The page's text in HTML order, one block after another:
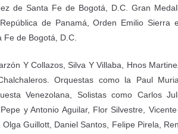
de Santa Fe de Bogotá, D.C. Gran
de Panamá, Orden Emilio Sierra
de Bogotá, D.C.
Y Collazos, Silva Y Villaba, Hnos
Orquestas como la Paul
Venezolana, Solistas como Carlos
y Antonio Aguilar, Flor Silvestre,
Guillott, Daniel Santos, Felipe Pirela,